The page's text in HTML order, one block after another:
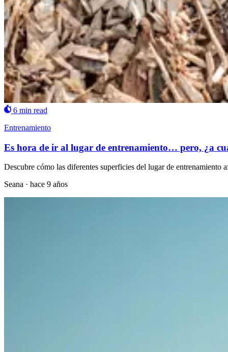
6 min read
Entrenamiento
Es hora de ir al lugar de entrenamiento… pero, ¿a
Descubre cómo las diferentes superficies del lugar de entrenamiento
Seana · hace 9 años